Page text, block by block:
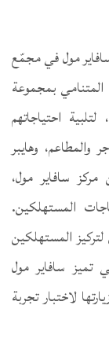
مول في مجمّع
بمجموعة
احتياجاتهم
والمطاعم، وهايبر
سافاير مول،
المستهلكين.
المستهلكين
تميز سافاير مول
لاختبار تجربة